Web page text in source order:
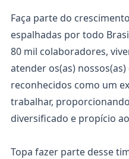
Faça parte do
espalhadas por todo
80 mil colaboradores,
atender os(as)
reconhecidos como um
trabalhar,
diversificado e propício
Topa fazer parte desse